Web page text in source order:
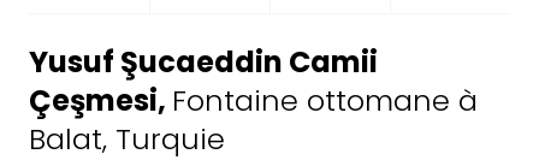
Yusuf Şucaeddin Camii
Çeşmesi, Fontaine ottomane à
Balat, Turquie